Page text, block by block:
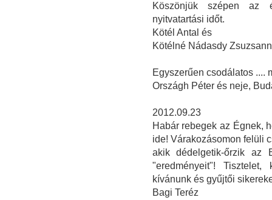
Köszönjük szépen az
nyitvatartási időt.
Kötél Antal és
Kötélné Nádasdy
Egyszerűen csodálatos ....
Országh Péter és neje,
2012.09.23
Habár rebegek az Égnek,
ide! Várakozásomon felüli
akik dédelgetik-őrzik az
"eredményeit"!
kívánunk és gyűjtői
Bagi Teréz